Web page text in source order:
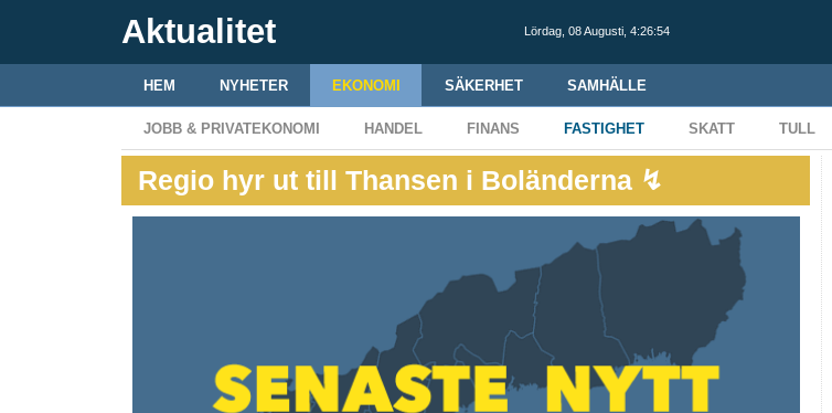
Aktualitet Lördag, 08 Augusti, 4:26:55
HEM NYHETER EKONOMI SÄKERHET SAMHÄLLE
JOBB & PRIVATEKONOMI HANDEL FINANS FASTIGHET SKATT TULL
Regio hyr ut till Thansen i Boländerna ↯